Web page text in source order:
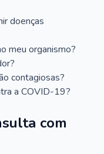
doenças
meu organismo?
contagiosas?
a COVID-19?
com